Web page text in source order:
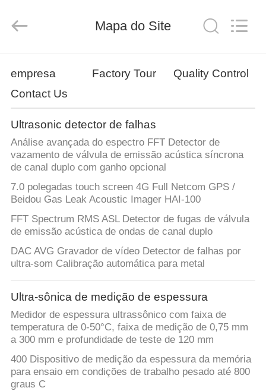
PRODUTOS
SOBRE
NÓS
EXCURSÃO
DA
FÁBRICA
CONTROLE
DA
QUALIDADE
CONTACTE-
NOS
CORPORATION.
Mapa do Site
empresa Factory Tour
Quality Control
Contact Us
Ultrasonic detector de falhas
Análise avançada do espectro FFT Detector de
vazamento de válvula de emissão acústica síncrona
de canal duplo com ganho opcional
7.0 polegadas touch screen 4G Full Netcom GPS /
Beidou Gas Leak Acoustic Imager HAI-100
FFT Spectrum RMS ASL Detector de fugas de válvula
de emissão acústica de ondas de canal duplo
DAC AVG Gravador de vídeo Detector de falhas por
ultra-som Calibração automática para metal
Ultra-sônica de medição de espessura
Medidor de espessura ultrassônico com faixa de
temperatura de 0-50°C, faixa de medição de 0,75 mm
a 300 mm e profundidade de teste de 120 mm
400 Dispositivo de medição da espessura da memória
para ensaio em condições de trabalho pesado até 800
graus C